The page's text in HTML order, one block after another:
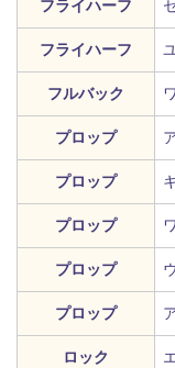
フライハーフ
フライハーフ
フルバック
プロップ
プロップ
プロップ
プロップ
プロップ
ロック